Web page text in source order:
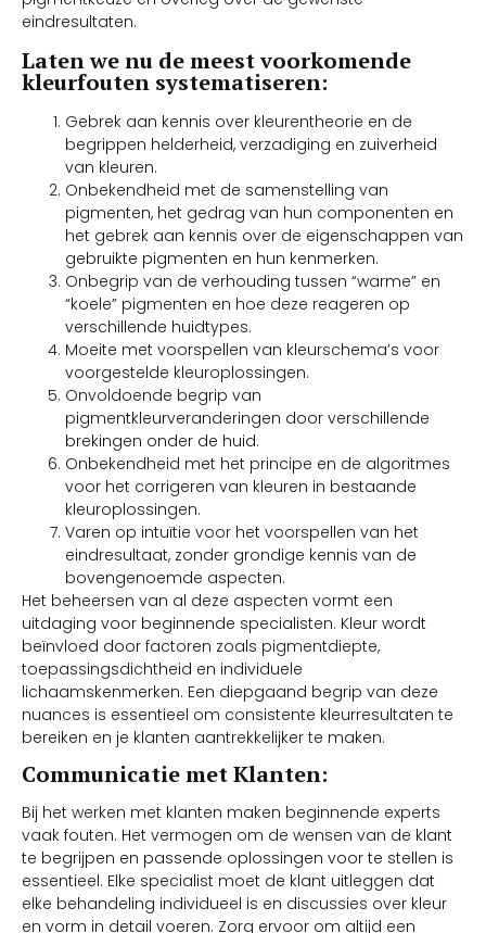
eindresultaten.
Laten we nu de meest voorkomende
kleurfouten systematiseren:
Gebrek aan kennis over kleurentheorie en de
begrippen helderheid, verzadiging en zuiverheid
van kleuren.
Onbekendheid met de samenstelling van
pigmenten, het gedrag van hun componenten en
het gebrek aan kennis over de eigenschappen van
gebruikte pigmenten en hun kenmerken.
Onbegrip van de verhouding tussen “warme” en
“koele” pigmenten en hoe deze reageren op
verschillende huidtypes.
Moeite met voorspellen van kleurschema’s voor
voorgestelde kleuroplossingen.
Onvoldoende begrip van
pigmentkleurveranderingen door verschillende
brekingen onder de huid.
Onbekendheid met het principe en de algoritmes
voor het corrigeren van kleuren in bestaande
kleuroplossingen.
Varen op intuïtie voor het voorspellen van het
eindresultaat, zonder grondige kennis van de
bovengenoemde aspecten.
Het beheersen van al deze aspecten vormt een
uitdaging voor beginnende specialisten. Kleur wordt
beïnvloed door factoren zoals pigmentdiepte,
toepassingsdichtheid en individuele
lichaamskenmerken. Een diepgaand begrip van deze
nuances is essentieel om consistente kleurresultaten te
bereiken en je klanten aantrekkelijker te maken.
Communicatie met Klanten:
Bij het werken met klanten maken beginnende experts
vaak fouten. Het vermogen om de wensen van de klant
te begrijpen en passende oplossingen voor te stellen is
essentieel. Elke specialist moet de klant uitleggen dat
elke behandeling individueel is en discussies over kleur
en vorm in detail voeren. Zorg ervoor om altijd een